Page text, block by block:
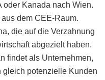
Kanada nach Wien.
dem CEE-Raum.
die auf die Verzahnung
abgezielt haben.
findet als Unternehmen,
potenzielle Kunden